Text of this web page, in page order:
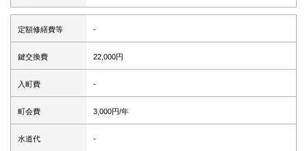
定額修繕費等 -
鍵交換費 22,000円
入町費 -
町会費 3,000円/年
水道代 -